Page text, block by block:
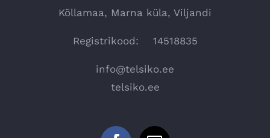
Kõllamaa, Marna küla, Viljandi
Registrikood: 14518835
info@telsiko.ee
telsiko.ee